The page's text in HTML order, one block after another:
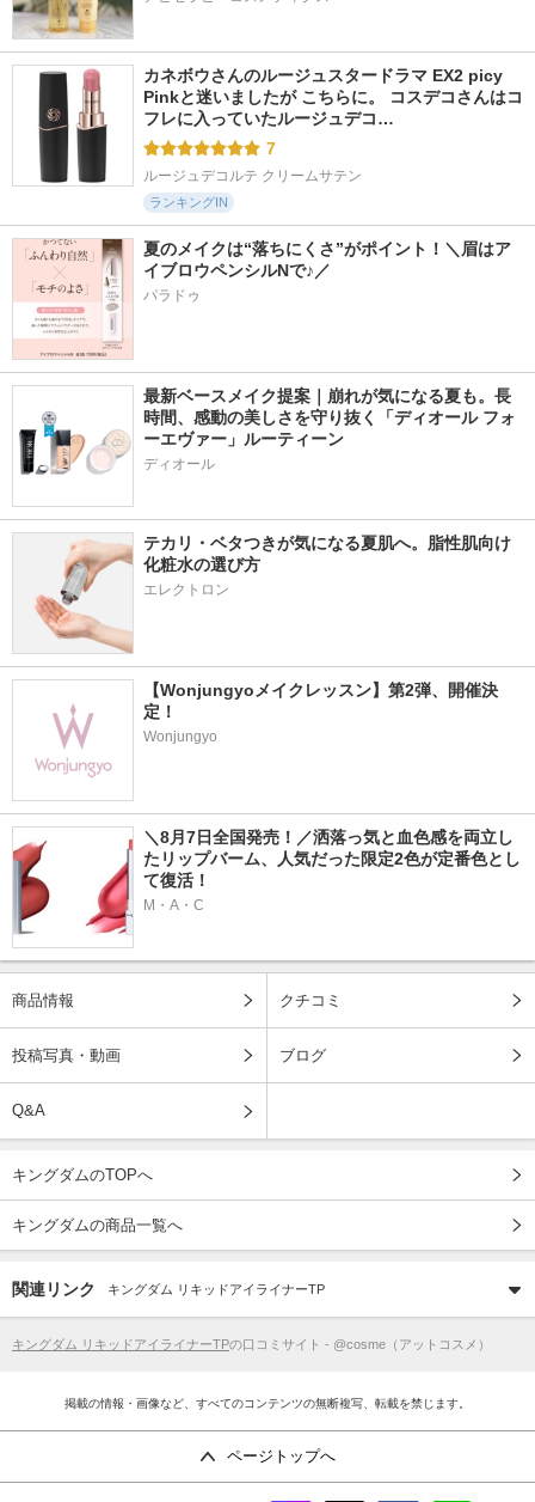
カネボウさんのルージュスタードラマ EX2 picy
Pinkと迷いましたが こちらに。 コスデコさんはコ
フレに入っていたルージュデコ…
7
ルージュデコルテ クリームサテン
ランキングIN
夏のメイクは“落ちにくさ”がポイント！＼眉はア
イブロウペンシルNで♪／
パラドゥ
最新ベースメイク提案｜崩れが気になる夏も。長
時間、感動の美しさを守り抜く「ディオール フォ
ーエヴァー」ルーティーン
ディオール
テカリ・ベタつきが気になる夏肌へ。脂性肌向け
化粧水の選び方
エレクトロン
【Wonjungyoメイクレッスン】第2弾、開催決
定！
Wonjungyo
＼8月7日全国発売！／洒落っ気と血色感を両立し
たリップバーム、人気だった限定2色が定番色とし
て復活！
M・A・C
商品情報 クチコミ
投稿写真・動画 ブログ
Q&A
キングダムのTOPへ
キングダムの商品一覧へ
関連リンク キングダム リキッドアイライナーTP
キングダム リキッドアイライナーTPの口コミサイト - @cosme（アットコスメ）
掲載の情報・画像など、すべてのコンテンツの無断複写、転載を禁じます。
ページトップへ